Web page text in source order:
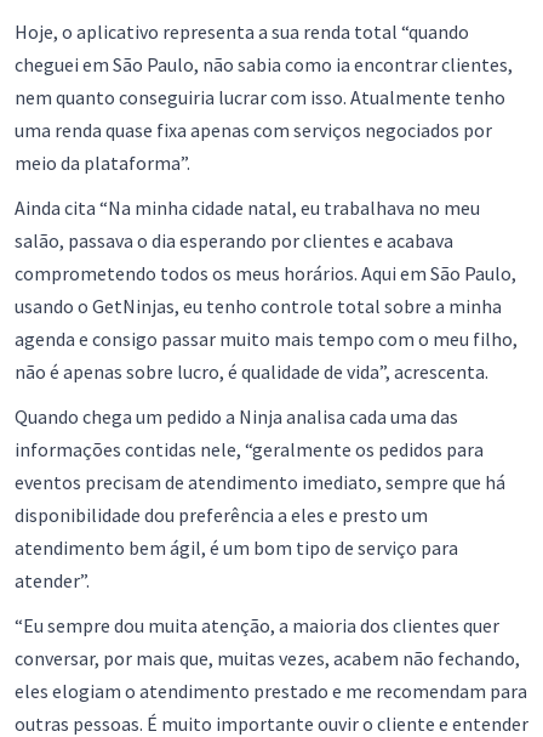
Hoje, o aplicativo representa a sua renda total “quando
cheguei em São Paulo, não sabia como ia encontrar clientes,
nem quanto conseguiria lucrar com isso. Atualmente tenho
uma renda quase fixa apenas com serviços negociados por
meio da plataforma”.
Ainda cita “Na minha cidade natal, eu trabalhava no meu
salão, passava o dia esperando por clientes e acabava
comprometendo todos os meus horários. Aqui em São Paulo,
usando o GetNinjas, eu tenho controle total sobre a minha
agenda e consigo passar muito mais tempo com o meu filho,
não é apenas sobre lucro, é qualidade de vida”, acrescenta.
Quando chega um pedido a Ninja analisa cada uma das
informações contidas nele, “geralmente os pedidos para
eventos precisam de atendimento imediato, sempre que há
disponibilidade dou preferência a eles e presto um
atendimento bem ágil, é um bom tipo de serviço para
atender”.
“Eu sempre dou muita atenção, a maioria dos clientes quer
conversar, por mais que, muitas vezes, acabem não fechando,
eles elogiam o atendimento prestado e me recomendam para
outras pessoas. É muito importante ouvir o cliente e entender